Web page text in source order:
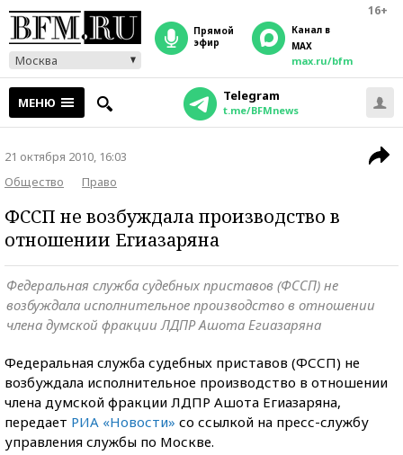
16+
Москва
прямой
эфир
Канал в
MAX
max.ru/bfm
МЕНЮ Telegram
t.me/BFMnews
21 октября 2010, 16:03
Общество
Право
ФССП не возбуждала производство в
отношении Егиазаряна
Федеральная служба судебных приставов (ФССП) не
возбуждала исполнительное производство в отношении
члена думской фракции ЛДПР Ашота Егиазаряна
Федеральная служба судебных приставов (ФССП) не
возбуждала исполнительное производство в отношении
члена думской фракции ЛДПР Ашота Егиазаряна,
передает РИА «Новости» со ссылкой на пресс-службу
управления службы по Москве.